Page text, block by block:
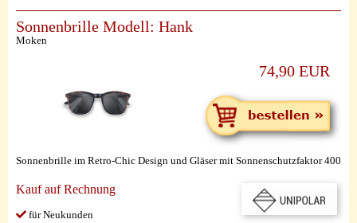
Sonnenbrille Modell: Hank
Moken
74,90 EUR
Sonnenbrille im Retro-Chic Design und Gläser mit Sonnenschutzfaktor 400
Kauf auf Rechnung
für Neukunden